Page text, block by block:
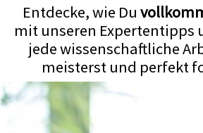
Entdecke, wie Du
mit unseren Expertentipps
jede wissenschaftliche
meisterst und perfekt